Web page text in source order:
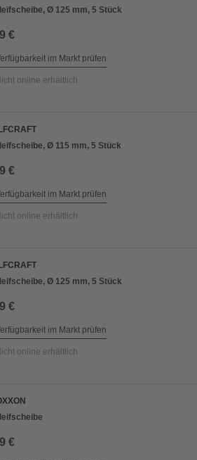
Ø 125 mm, 5 Stück
€
im Markt prüfen
online erhältlich
Ø 115 mm, 5 Stück
€
im Markt prüfen
online erhältlich
Ø 125 mm, 5 Stück
€
im Markt prüfen
online erhältlich
€